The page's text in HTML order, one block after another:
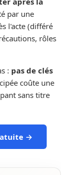
par une
l'acte (différé
rôles
: pas de clés
coûte une
sans titre
→